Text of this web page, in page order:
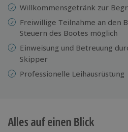
Willkommensgetränk zur
Freiwillige Teilnahme an den
Steuern des Bootes möglich
Einweisung und Betreuung
Skipper
Professionelle Leihausrüstung
Alles auf einen Blick